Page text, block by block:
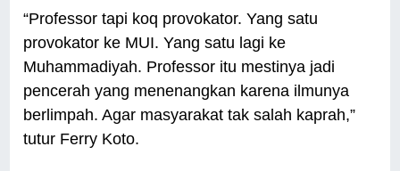
“Professor tapi koq provokator. Yang satu
provokator ke MUI. Yang satu lagi ke
Muhammadiyah. Professor itu mestinya jadi
pencerah yang menenangkan karena ilmunya
berlimpah. Agar masyarakat tak salah kaprah,”
tutur Ferry Koto.